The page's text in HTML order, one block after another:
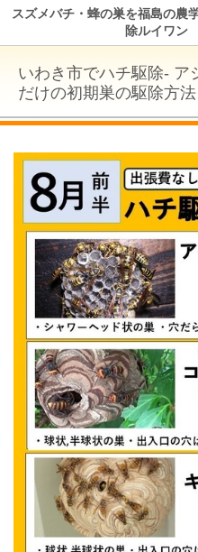
スズメバチ・蜂の巣を福島の農
除ルイワン
いわき市でハチ駆除- ア
だけの初期巣の駆除方法